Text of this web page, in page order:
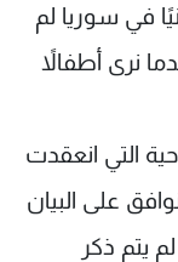
في سوريا لم
نرى أطفالاً
التي انعقدت
على البيان
يتم ذكر